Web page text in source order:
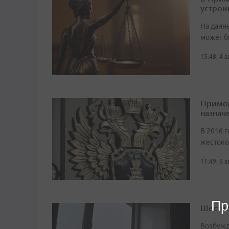
На
может
15:48, 4
В 2016
11:49, 5